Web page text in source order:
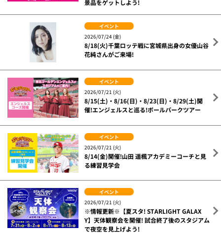
景品をゲットしよう!
イベント
2026/07/24 (金)
8/18(火)千葉ロッテ戦に宮城県出身の女優山谷
花純さんがご来場!
イベント
2026/07/21 (火)
8/15(土)・8/16(日)・8/23(日)・8/29(土)開
催!エンジェルスと巡る!ボールパークツアー
イベント
2026/07/21 (火)
8/14(金)開催!山田 遥楓アカデミーコーチと見
る練習見学会
イベント
2026/07/21 (火)
※情報更新※【夏スタ! STARLIGHT GALAX
Y】天体観察会を開催! 試合終了後のスタジアム
で夜空を見上げよう!